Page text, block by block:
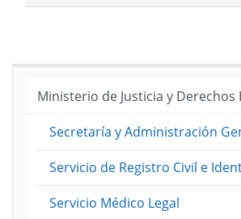
Ministerio de Justicia y Derechos
Secretaría y Administración
Servicio de Registro Civil e
Servicio Médico Legal